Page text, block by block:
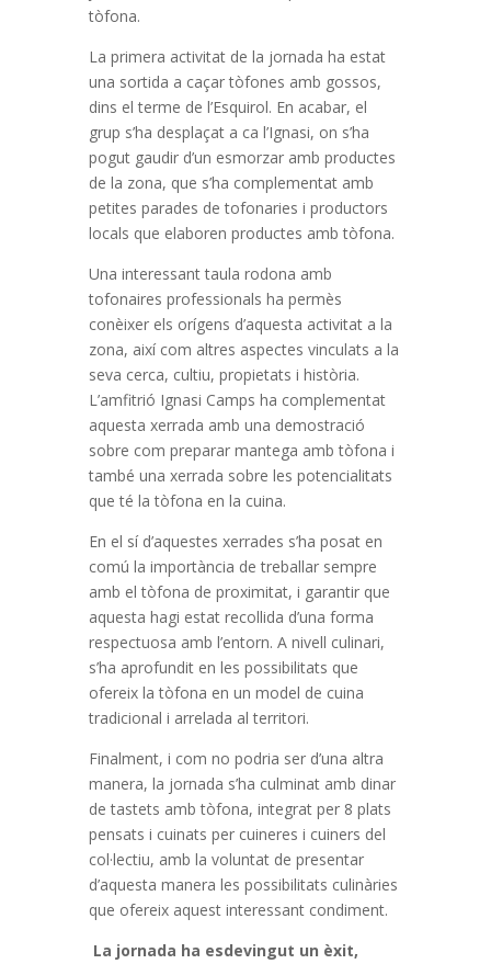
tòfona.
La primera activitat de la jornada ha estat
una sortida a caçar tòfones amb gossos,
dins el terme de l’Esquirol. En acabar, el
grup s’ha desplaçat a ca l’Ignasi, on s’ha
pogut gaudir d’un esmorzar amb productes
de la zona, que s’ha complementat amb
petites parades de tofonaries i productors
locals que elaboren productes amb tòfona.
Una interessant taula rodona amb
tofonaires professionals ha permès
conèixer els orígens d’aquesta activitat a la
zona, així com altres aspectes vinculats a la
seva cerca, cultiu, propietats i història.
L’amfitrió Ignasi Camps ha complementat
aquesta xerrada amb una demostració
sobre com preparar mantega amb tòfona i
també una xerrada sobre les potencialitats
que té la tòfona en la cuina.
En el sí d’aquestes xerrades s’ha posat en
comú la importància de treballar sempre
amb el tòfona de proximitat, i garantir que
aquesta hagi estat recollida d’una forma
respectuosa amb l’entorn. A nivell culinari,
s’ha aprofundit en les possibilitats que
ofereix la tòfona en un model de cuina
tradicional i arrelada al territori.
Finalment, i com no podria ser d’una altra
manera, la jornada s’ha culminat amb dinar
de tastets amb tòfona, integrat per 8 plats
pensats i cuinats per cuineres i cuiners del
col·lectiu, amb la voluntat de presentar
d’aquesta manera les possibilitats culinàries
que ofereix aquest interessant condiment.
La jornada ha esdevingut un èxit,